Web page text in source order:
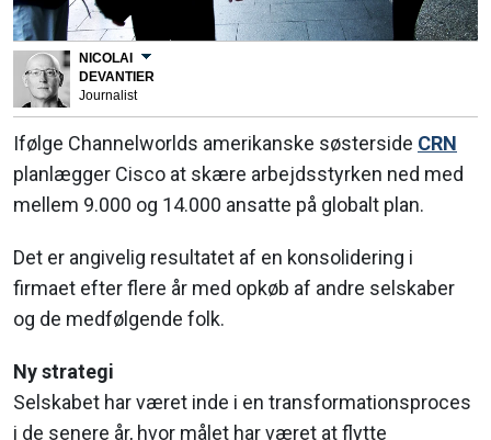
NICOLAI
DEVANTIER
Journalist
Ifølge Channelworlds amerikanske søsterside CRN
planlægger Cisco at skære arbejdsstyrken ned med
mellem 9.000 og 14.000 ansatte på globalt plan.
Det er angivelig resultatet af en konsolidering i
firmaet efter flere år med opkøb af andre selskaber
og de medfølgende folk.
Ny strategi
Selskabet har været inde i en transformationsproces
i de senere år, hvor målet har været at flytte